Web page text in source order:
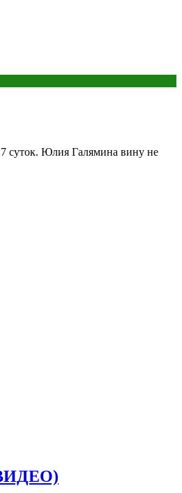
суток. Юлия Галямина вину не